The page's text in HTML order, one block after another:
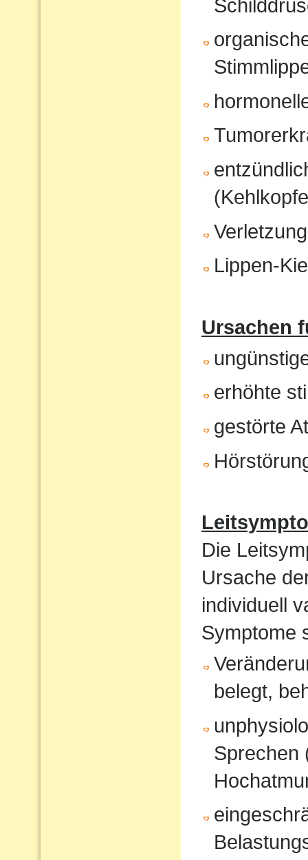
Lippen-
Ursachen
erhöhte
gestörte
Die
Ursache
individuell
Symptome
belegt,
Sprechen